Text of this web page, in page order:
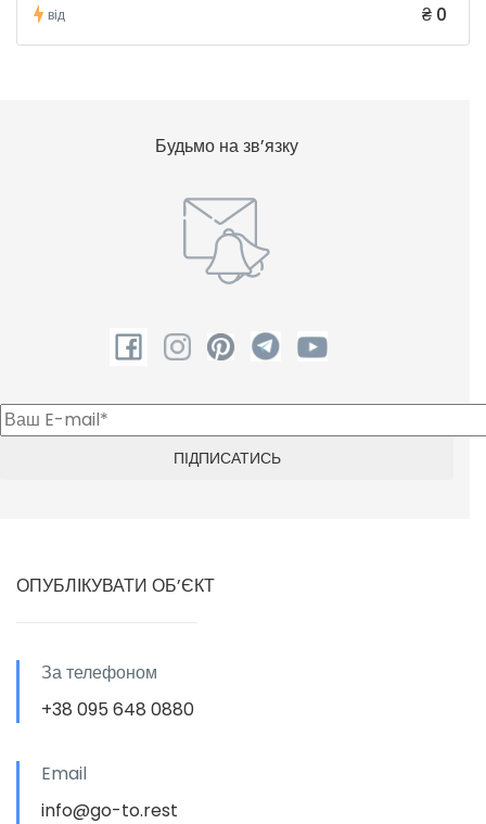
від ₴ 0
Будьмо на зв’язку
ОПУБЛІКУВАТИ ОБ’ЄКТ
За телефоном
+38 095 648 0880
Email
info@go-to.rest